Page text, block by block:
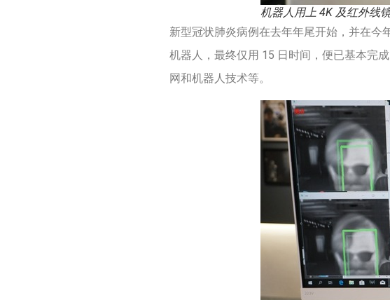
机器人用上 4K 及红外线
新型冠状肺炎病例在去年年尾开始，并在今
机器人，最终仅用 15 日时间，便已基本完
网和机器人技术等。